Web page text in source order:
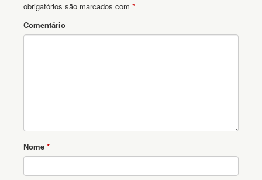
obrigatórios são marcados com *
Comentário
Nome *